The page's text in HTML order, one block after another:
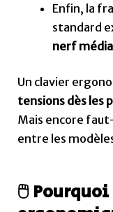
Enfin, la
standard
nerf
Un clavier
tensions dès les
Mais encore
entre les
🖱️